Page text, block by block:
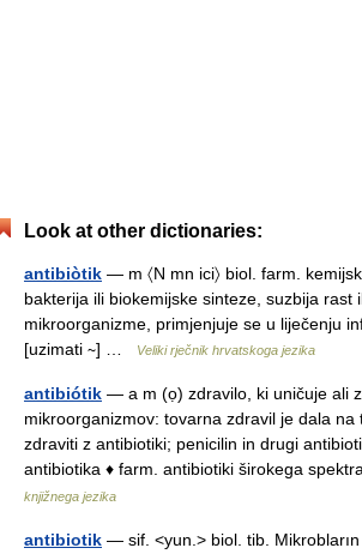
Look at other dictionaries:
antibiòtik — m 〈N mn ici〉 biol. farm.
bakterija ili biokemijske sinteze, suzbija rast
mikroorganizme, primjenjuje se u liječenju
[uzimati ∼] …
Veliki rječnik hrvatskoga jezika
antibiótik — a m (ọ) zdravilo, ki uničuje ali
mikroorganizmov: tovarna zdravil je dala na
zdraviti z antibiotiki; penicilin in drugi
antibiotika ♦ farm. antibiotiki širokega
knjižnega jezika
antibiotik — sif. <yun.> biol. tib. Mikrobların